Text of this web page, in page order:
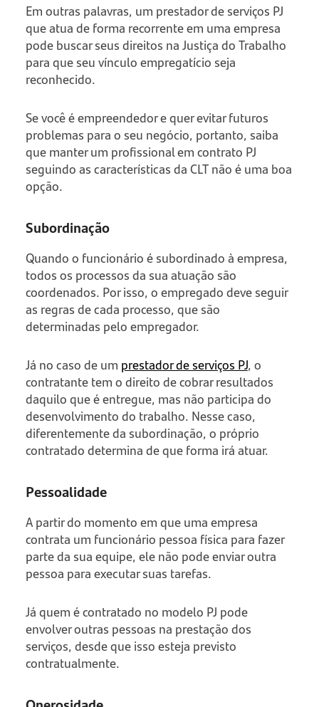
Em outras palavras, um prestador de serviços PJ
que atua de forma recorrente em uma empresa
pode buscar seus direitos na Justiça do Trabalho
para que seu vínculo empregatício seja
reconhecido.
Se você é empreendedor e quer evitar futuros
problemas para o seu negócio, portanto, saiba
que manter um profissional em contrato PJ
seguindo as características da CLT não é uma boa
opção.
Subordinação
Quando o funcionário é subordinado à empresa,
todos os processos da sua atuação são
coordenados. Por isso, o empregado deve seguir
as regras de cada processo, que são
determinadas pelo empregador.
Já no caso de um prestador de serviços PJ, o
contratante tem o direito de cobrar resultados
daquilo que é entregue, mas não participa do
desenvolvimento do trabalho. Nesse caso,
diferentemente da subordinação, o próprio
contratado determina de que forma irá atuar.
Pessoalidade
A partir do momento em que uma empresa
contrata um funcionário pessoa física para fazer
parte da sua equipe, ele não pode enviar outra
pessoa para executar suas tarefas.
Já quem é contratado no modelo PJ pode
envolver outras pessoas na prestação dos
serviços, desde que isso esteja previsto
contratualmente.